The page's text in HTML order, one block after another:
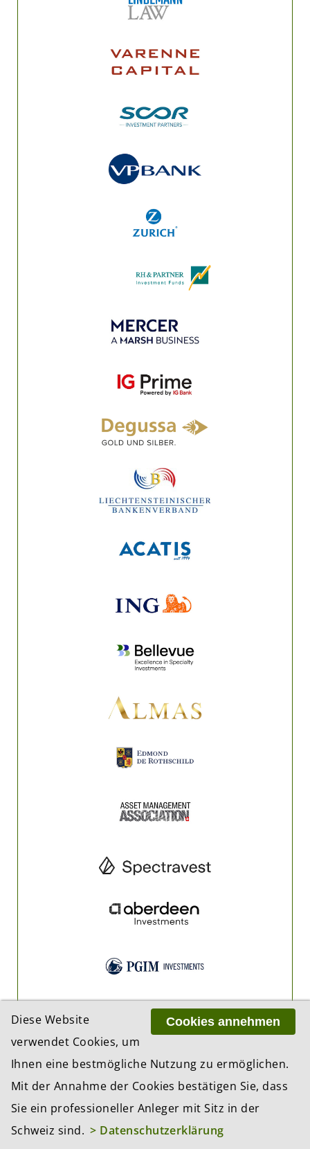
Cookies annehmen
Diese Website
verwendet Cookies, um
Ihnen eine bestmögliche Nutzung zu ermöglichen.
Mit der Annahme der Cookies bestätigen Sie, dass
Sie ein professioneller Anleger mit Sitz in der
Schweiz sind. > Datenschutzerklärung